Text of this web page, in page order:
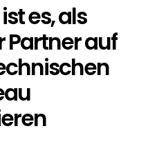
es, als
Partner auf